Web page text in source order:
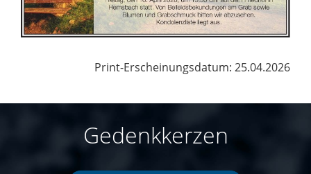
Print-Erscheinungsdatum: 25.04.2026
Gedenkkerzen